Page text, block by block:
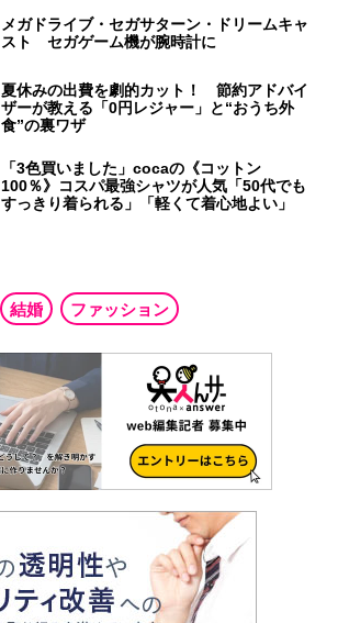
メガドライブ・セガサターン・ドリームキャ
スト セガゲーム機が腕時計に
夏休みの出費を劇的カット！ 節約アドバイ
ザーが教える「0円レジャー」と“おうち外
食”の裏ワザ
「3色買いました」cocaの《コットン
100％》コスパ最強シャツが人気「50代でも
すっきり着られる」「軽くて着心地よい」
結婚 ファッション